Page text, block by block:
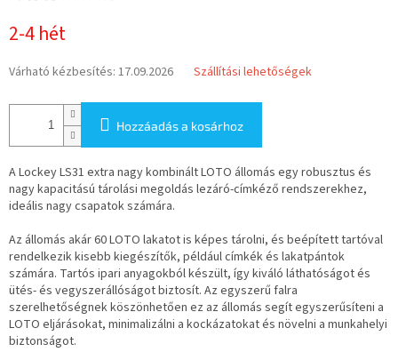
2-4 hét
Várható kézbesítés: 17.09.2026 Szállítási lehetőségek
Hozzáadás a kosárhoz
A Lockey LS31 extra nagy kombinált LOTO állomás egy robusztus és
nagy kapacitású tárolási megoldás lezáró-címkéző rendszerekhez,
ideális nagy csapatok számára.
Az állomás akár 60 LOTO lakatot is képes tárolni, és beépített tartóval
rendelkezik kisebb kiegészítők, például címkék és lakatpántok
számára. Tartós ipari anyagokból készült, így kiváló láthatóságot és
ütés- és vegyszerállóságot biztosít. Az egyszerű falra
szerelhetőségnek köszönhetően ez az állomás segít egyszerűsíteni a
LOTO eljárásokat, minimalizálni a kockázatokat és növelni a munkahelyi
biztonságot.